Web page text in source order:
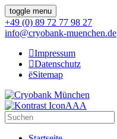
toggle menu
+49 (0) 89 72 77 98 27
info@cryobank-muenchen.de
Impressum
Datenschutz
Sitemap
AAA